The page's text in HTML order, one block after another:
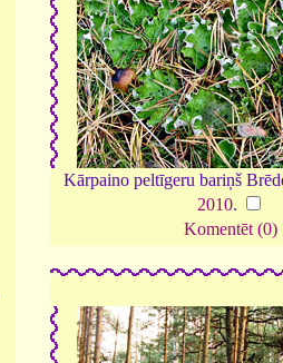
Kārpaino peltīgeru bariņš
2010.
Komentēt (0)